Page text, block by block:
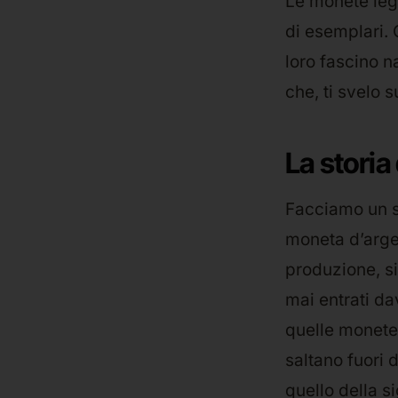
di esemplari.
loro fascino
che, ti svelo
La
Facciamo un
moneta
produzione,
mai entrati
quelle
saltano fuori
quello della